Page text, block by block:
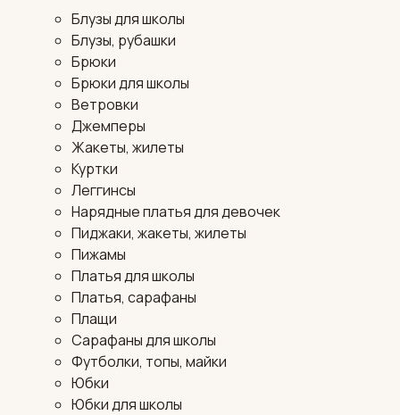
Блузы для школы
Блузы, рубашки
Брюки
Брюки для школы
Ветровки
Джемперы
Жакеты, жилеты
Куртки
Леггинсы
Нарядные платья для девочек
Пиджаки, жакеты, жилеты
Пижамы
Платья для школы
Платья, сарафаны
Плащи
Сарафаны для школы
Футболки, топы, майки
Юбки
Юбки для школы